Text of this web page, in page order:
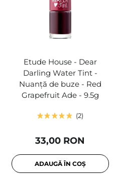
Etude House - Dear
Darling Water Tint -
Nuanță de buze - Red
Grapefruit Ade - 9.5g
2
33,00 RON
ADAUGĂ ÎN COȘ